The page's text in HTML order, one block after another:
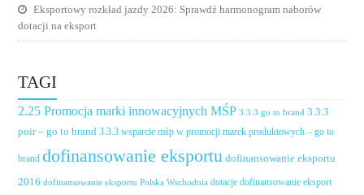
Eksportowy rozkład jazdy 2026: Sprawdź harmonogram naborów
dotacji na eksport
TAGI
2.25 Promocja marki innowacyjnych MŚP 3.3.3 go to brand 3.3.3
poir – go to brand 3.3.3 wsparcie mśp w promocji marek produktowych – go to
brand dofinansowanie eksportu dofinansowanie eksportu
2016 dofinansowanie eksportu Polska Wschodnia dotacje dofinansowanie eksport